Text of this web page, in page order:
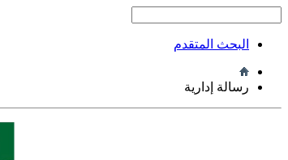
البحث المتقدم
رسالة إدارية